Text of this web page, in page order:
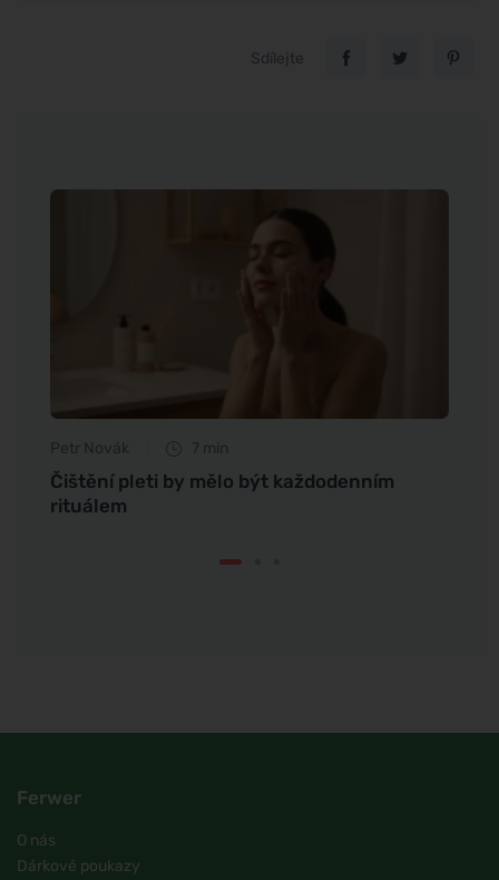
Sdílejte
Petr Novák 7 min
Čištění pleti by mělo být každodenním
rituálem
Ferwer
O nás
Dárkové poukazy